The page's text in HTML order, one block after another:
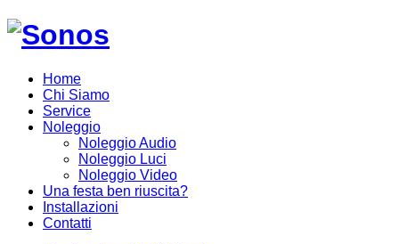
Home
Chi Siamo
Service
Noleggio
Noleggio Audio
Noleggio Luci
Noleggio Video
Una festa ben riuscita?
Installazioni
Contatti